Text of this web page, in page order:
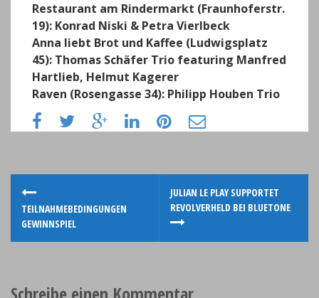
Restaurant am Rindermarkt (Fraunhoferstr.
19): Konrad Niski & Petra Vierlbeck
Anna liebt Brot und Kaffee (Ludwigsplatz
45): Thomas Schäfer Trio featuring Manfred
Hartlieb, Helmut Kagerer
Raven (Rosengasse 34): Philipp Houben Trio
P
o
t
TEILNAHMEBEDINGUNGEN
GEWINNSPIEL
JULIAN LE PLAY SUPPORTET
REVOLVERHELD BEI BLUETONE